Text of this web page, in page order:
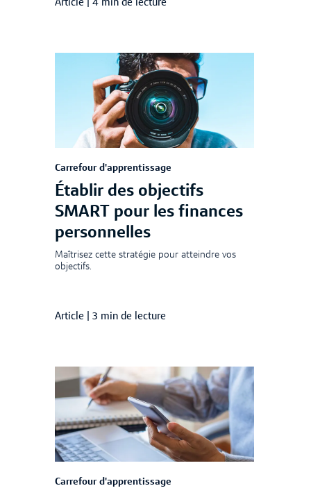
Article 4 min de lecture
Carrefour d'apprentissage
Établir des objectifs
SMART pour les finances
personnelles
Maîtrisez cette stratégie pour atteindre vos
objectifs.
Article 3 min de lecture
Carrefour d'apprentissage